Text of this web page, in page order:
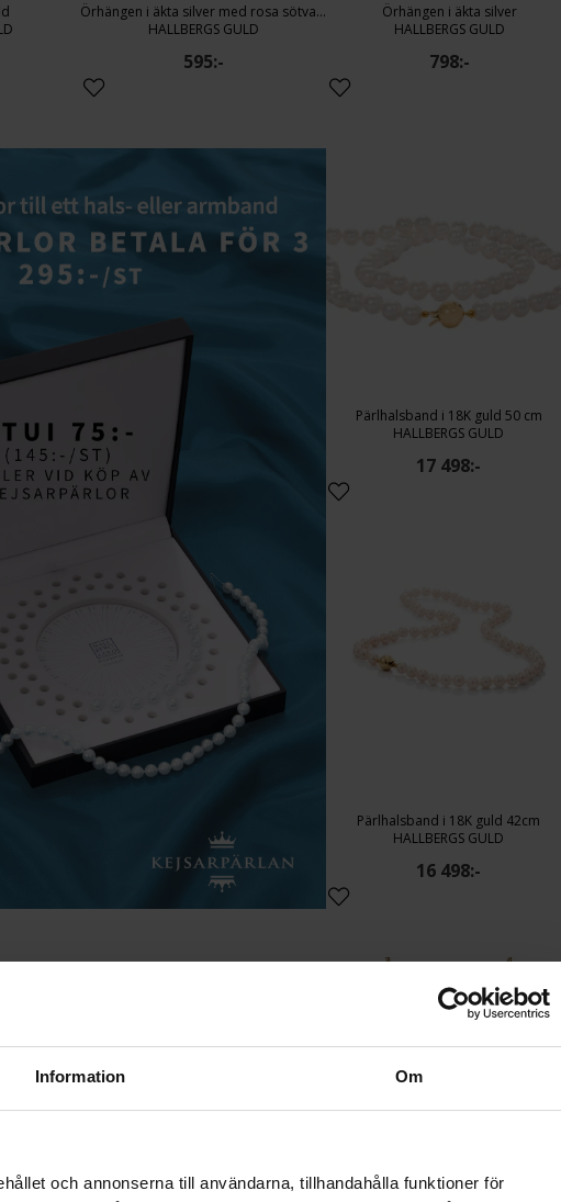
Information Om
och annonserna till användarna, tillhandahålla funktioner för
Örhängen i äkta silver med rosa sötvattenspärla
HALLBERGS GULD
595:-
Örhängen i äkta silver
HALLBERGS GULD
798:-
Pärlhalsband i 18K guld 50 cm
HALLBERGS GULD
17 498:-
Pärlhalsband i 18K guld 42cm
HALLBERGS GULD
16 498:-